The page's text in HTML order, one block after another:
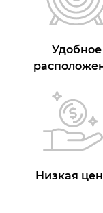
Удобное
Низкая